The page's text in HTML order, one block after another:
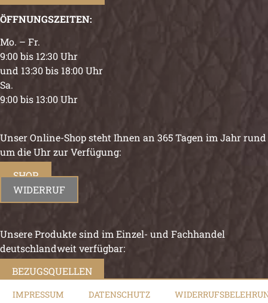
ÖFFNUNGSZEITEN:
Mo. – Fr.
9:00 bis 12:30 Uhr
und 13:30 bis 18:00 Uhr
Sa.
9:00 bis 13:00 Uhr
Unser Online-Shop steht Ihnen an 365 Tagen im Jahr rund
um die Uhr zur Verfügung:
SHOP
WIDERRUF
Unsere Produkte sind im Einzel- und Fachhandel
deutschlandweit verfügbar:
BEZUGSQUELLEN
IMPRESSUM DATENSCHUTZ